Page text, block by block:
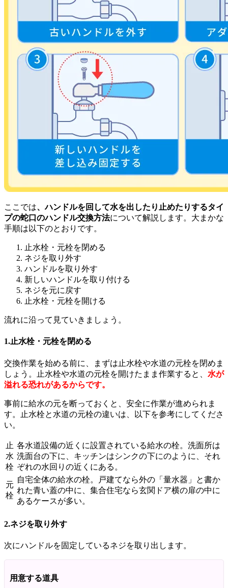
ここでは、ハンドルを回して水を出したり止めたりするタイ
プの蛇口のハンドル交換方法について解説します。大まかな
手順は以下のとおりです。
止水栓・元栓を閉める
ネジを取り外す
ハンドルを取り外す
新しいハンドルを取り付ける
ネジを元に戻す
止水栓・元栓を開ける
流れに沿って見ていきましょう。
1.止水栓・元栓を閉める
交換作業を始める前に、まずは止水栓や水道の元栓を閉めま
しょう。止水栓や水道の元栓を開けたまま作業すると、 水が
溢れる恐れがあるからです。
事前に給水の元を断っておくと、安全に作業が進められま
す。止水栓と水道の元栓の違いは、以下を参考にしてくださ
い。
止
水
栓
各水道設備の近くに設置されている給水の栓。洗面所は
洗面台の下に、キッチンはシンクの下にのように、それ
ぞれの水回りの近くにある。
元
栓
自宅全体の給水の栓。戸建てなら外の「量水器」と書か
れた青い蓋の中に、集合住宅なら玄関ドア横の扉の中に
あるケースが多い。
2.ネジを取り外す
次にハンドルを固定しているネジを取り出します。
用意する道具